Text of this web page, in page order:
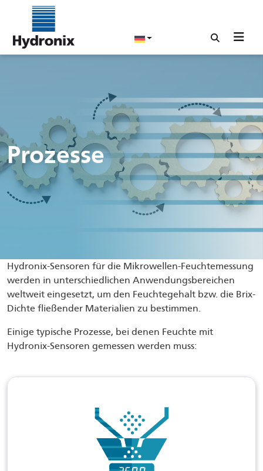
Prozesse
Hydronix-Sensoren für die Mikrowellen-Feuchtemessung
werden in unterschiedlichen Anwendungsbereichen
weltweit eingesetzt, um den Feuchtegehalt bzw. die Brix-
Dichte fließender Materialien zu bestimmen.
Einige typische Prozesse, bei denen Feuchte mit
Hydronix-Sensoren gemessen werden muss: